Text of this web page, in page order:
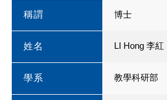
稱謂 博士
姓名 LI Hong 李紅
學系 教學科研部